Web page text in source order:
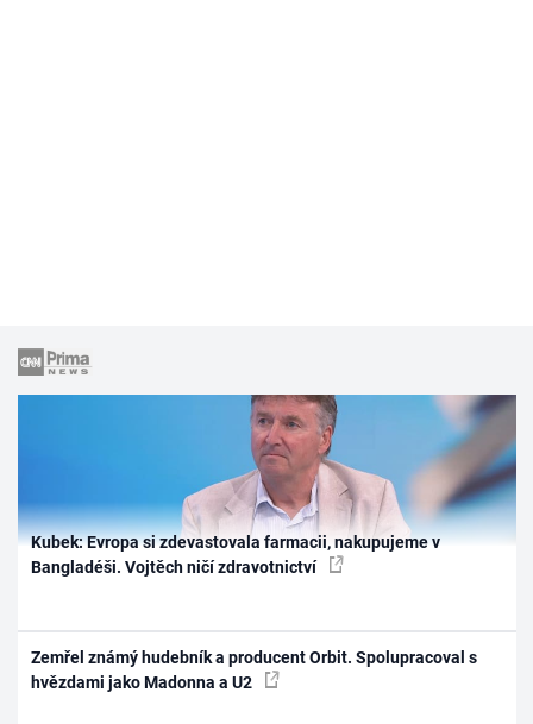
Kubek: Evropa si zdevastovala farmacii, nakupujeme v
Bangladéši. Vojtěch ničí zdravotnictví
Zemřel známý hudebník a producent Orbit. Spolupracoval s
hvězdami jako Madonna a U2